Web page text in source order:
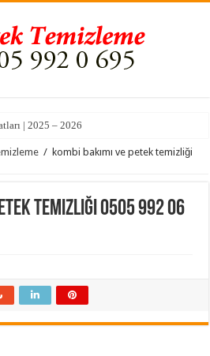
| 2025 – 2026
/ kombi bakımı ve petek temizliği
temizliği 0505 992 06